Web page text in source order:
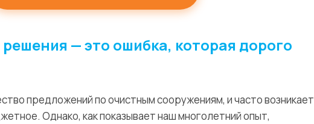
— это ошибка, которая дорого
предложений по очистным сооружениям, и часто возникает
Однако, как показывает наш многолетний опыт,